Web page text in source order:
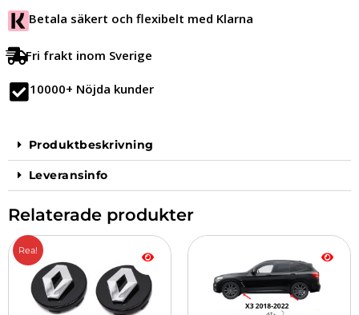
Betala säkert och flexibelt med Klarna
Fri frakt inom Sverige
10000+ Nöjda kunder
Produktbeskrivning
Leveransinfo
Relaterade produkter
Rea!
priset
var:
349.00 kr.
nuvarande
priset
är:
299.00 kr.
Den
här
produkten